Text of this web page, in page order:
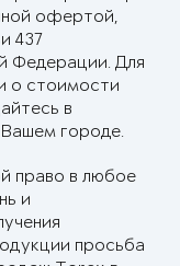
офертой,
437
Федерации. Для
о стоимости
в
городе.
право в любое
и
просьба